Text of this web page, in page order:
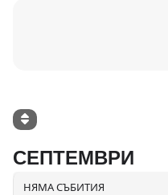
СЕПТЕМВРИ
НЯМА СЪБИТИЯ